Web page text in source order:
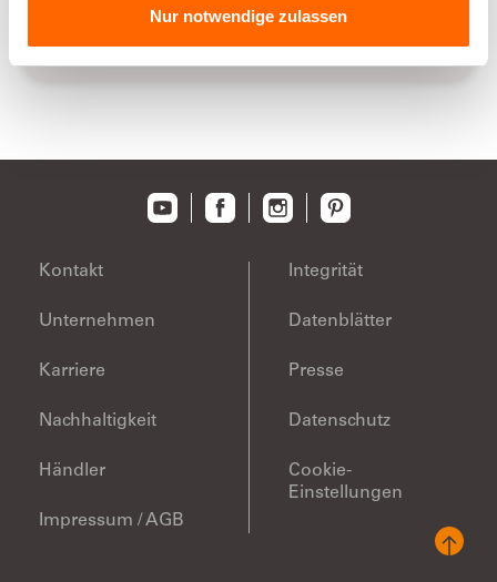
Nur notwendige zulassen
Kontakt
Unternehmen
Karriere
Nachhaltigkeit
Händler
Impressum / AGB
Integrität
Datenblätter
Presse
Datenschutz
Cookie-
Einstellungen